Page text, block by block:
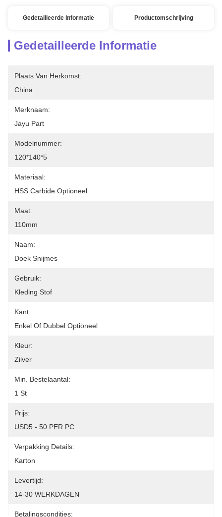
Gedetailleerde Informatie Productomschrijving
Gedetailleerde Informatie
Plaats Van Herkomst:
China
Merknaam:
Jayu Part
Modelnummer:
120*140*5
Materiaal:
HSS Carbide Optioneel
Maat:
110mm
Naam:
Doek Snijmes
Gebruik:
Kleding Stof
Kant:
Enkel Of Dubbel Optioneel
Kleur:
Zilver
Min. Bestelaantal:
1 St
Prijs:
USD5 - 50 PER PC
Verpakking Details:
Karton
Levertijd:
14-30 WERKDAGEN
Betalingscondities: